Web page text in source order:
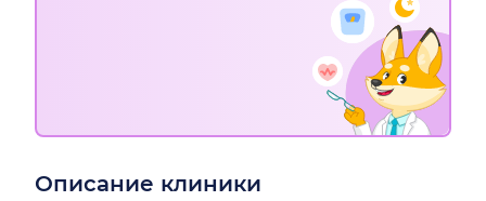
Описание клиники